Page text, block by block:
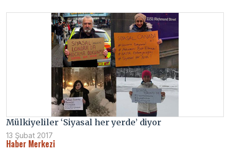
Mülkiyeliler ‘Siyasal her yerde’ diyor
13 Şubat 2017
Haber Merkezi